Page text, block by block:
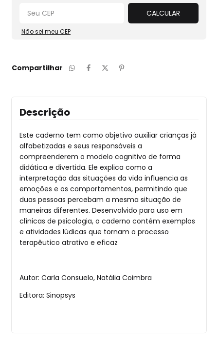
CALCULAR
Não sei meu CEP
Compartilhar
Descrição
Este caderno tem como objetivo auxiliar crianças já
alfabetizadas e seus responsáveis a
compreenderem o modelo cognitivo de forma
didática e divertida. Ele explica como a
interpretação das situações da vida influencia as
emoções e os comportamentos, permitindo que
duas pessoas percebam a mesma situação de
maneiras diferentes. Desenvolvido para uso em
clínicas de psicologia, o caderno contém exemplos
e atividades lúdicas que tornam o processo
terapêutico atrativo e eficaz
Autor: Carla Consuelo, Natália Coimbra
Editora: Sinopsys